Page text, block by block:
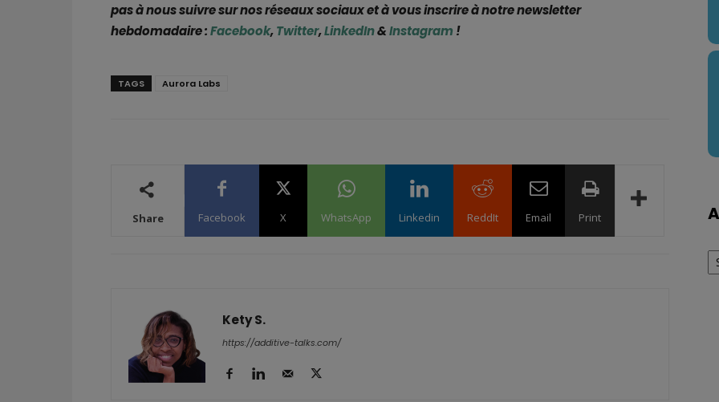
pas à nous suivre sur nos réseaux sociaux et à vous inscrire à notre newsletter
hebdomadaire :Facebook,Twitter,LinkedIn&Instagram !
TAGS Aurora Labs
Share Facebook X WhatsApp Linkedin ReddIt Email Print
Kety S.
https://additive-talks.com/